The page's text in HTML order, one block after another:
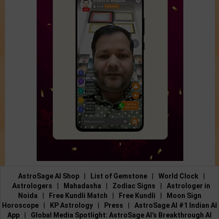
AstroSage AI Shop List of Gemstone World Clock
Astrologers
Mahadasha Zodiac Signs
Astrologer in
Noida
Free Kundli Match Free Kundli
Moon Sign
Horoscope
KP Astrology Press
AstroSage AI #1 Indian AI
App
Global Media Spotlight: AstroSage AI’s Breakthrough AI